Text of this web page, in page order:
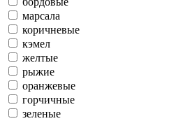
марсала
коричневые
кэмел
желтые
рыжие
оранжевые
горчичные
зеленые